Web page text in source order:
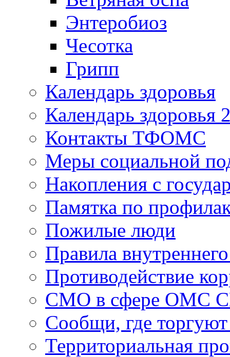
Энтеробиоз
Чесотка
Грипп
Календарь здоровья
Календарь здоровья
Контакты ТФОМС
Меры социальной
Накопления с
Памятка по
Пожилые люди
Правила
Противодействие
СМО в сфере ОМС
Сообщи, где
Территориальная